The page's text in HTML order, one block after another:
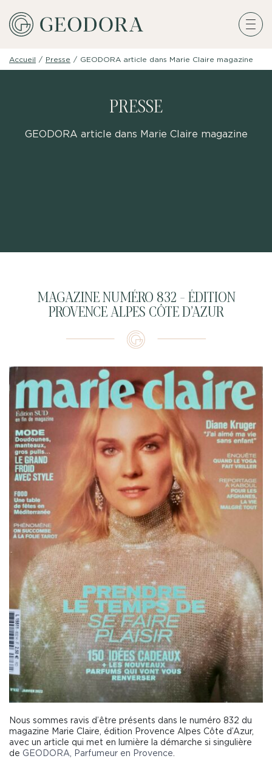
Accueil / Presse / GEODORA article dans Marie Claire magazine
PRESSE
GEODORA article dans Marie Claire magazine
MAGAZINE NUMÉRO 832 – ÉDITION
PROVENCE ALPES CÔTE D’AZUR
Nous sommes ravis d’être présents dans le numéro 832 du
magazine Marie Claire, édition Provence Alpes Côte d’Azur,
avec un article qui met en lumière la démarche si singulière
de GEODORA, Parfumeur en Provence